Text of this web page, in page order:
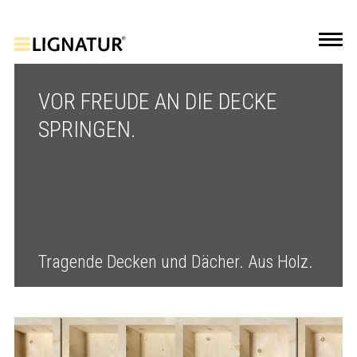
VOR FREUDE AN DIE DECKE
SPRINGEN.
Tragende Decken und Dächer. Aus Holz.